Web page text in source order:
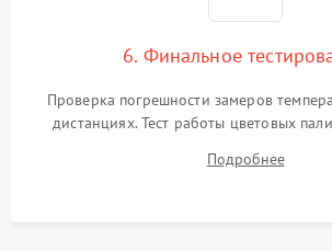
6. Финальное
Проверка погрешности замеров
дистанциях. Тест работы цветовых
термограмм в память и передачи
автономности работы и итоговый
Подробнее